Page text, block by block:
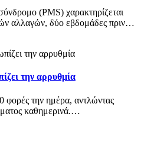
(PMS) χαρακτηρίζεται
αλλαγών, δύο εβδομάδες πριν…
την αρρυθμία
φορές την ημέρα, αντλώντας
καθημερινά.…